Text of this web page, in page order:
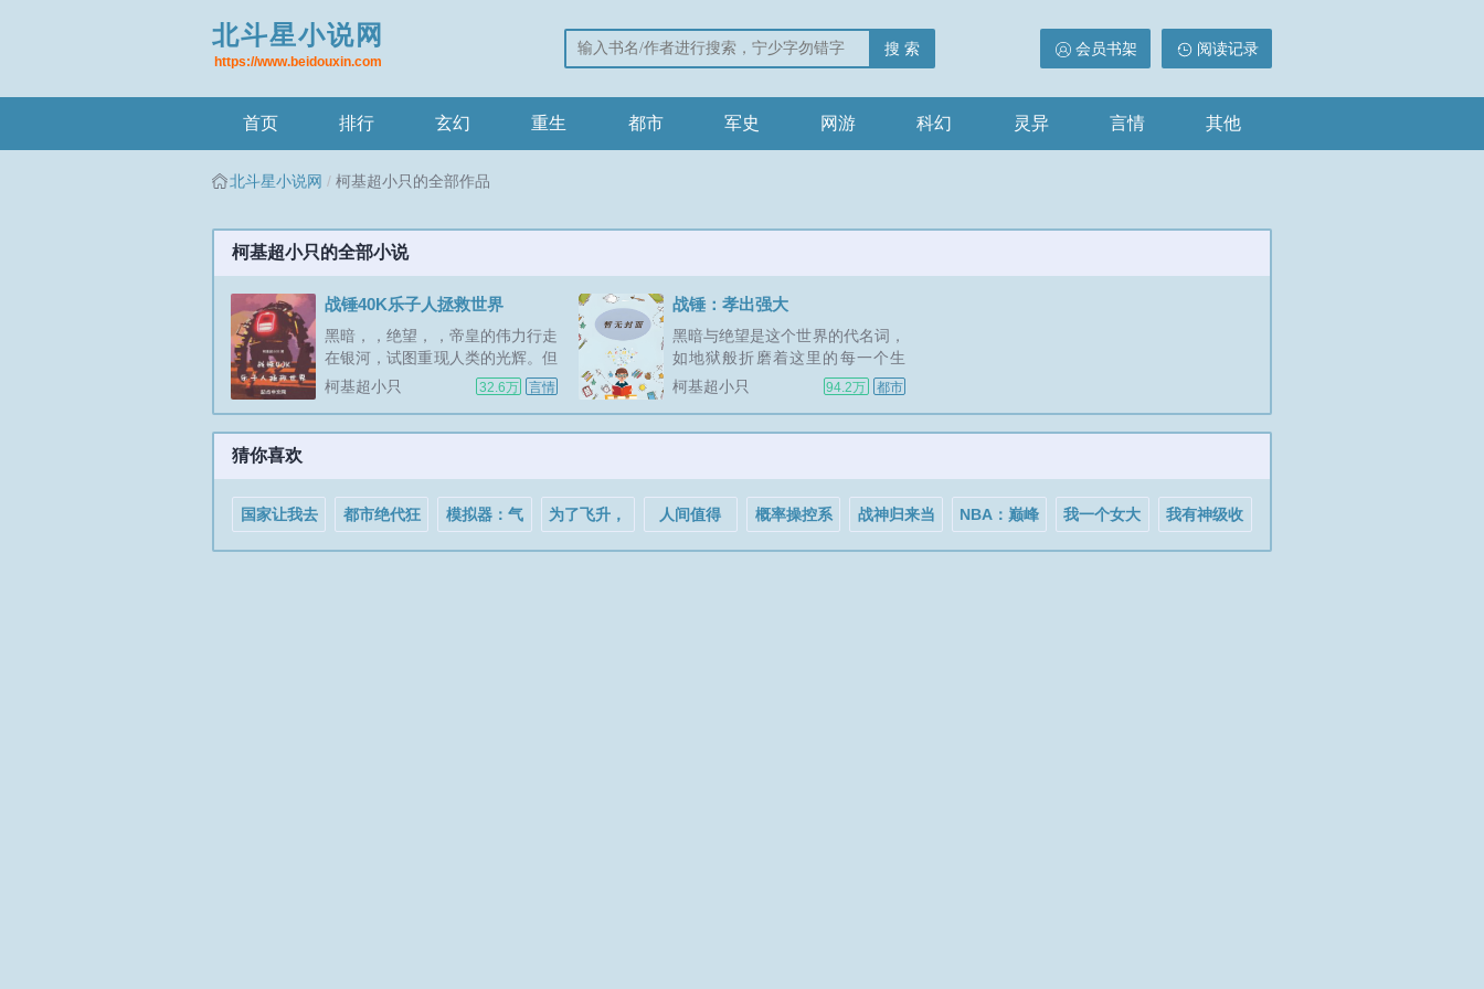
北斗星小说网
https://www.beidouxin.com
阅读记录
会员书架
搜 索
首页 排行 玄幻 重生 都市 军史 网游 科幻 灵异 言情 其他
北斗星小说网 柯基超小只的全部作品
柯基超小只的全部小说
战锤40K乐子人拯救世界
黑暗，，绝望，，帝皇的伟力行走
在银河，试图重现人类的光辉。但
命运却开了个小小的玩笑。人类的
柯基超小只 32.6万 言情
战锤：孝出强大
黑暗与绝望是这个世界的代名词，
如地狱般折磨着这里的每一个生
命，但这一次，命运却开了个小小
柯基超小只 94.2万 都市
猜你喜欢
国家让我去
当猫
都市绝代狂
医
模拟器：气
运被偷后炮
为了飞升，
我只好去做
人间值得
概率操控系
统
战神归来当
奶爸
NBA：巅峰
大鲨鱼，镇
我一个女大
学生，会画
我有神级收
益系统